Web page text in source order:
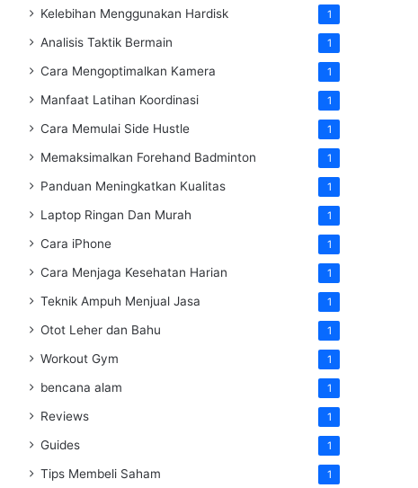
Kelebihan Menggunakan Hardisk 1
Analisis Taktik Bermain 1
Cara Mengoptimalkan Kamera 1
Manfaat Latihan Koordinasi 1
Cara Memulai Side Hustle 1
Memaksimalkan Forehand Badminton 1
Panduan Meningkatkan Kualitas 1
Laptop Ringan Dan Murah 1
Cara iPhone 1
Cara Menjaga Kesehatan Harian 1
Teknik Ampuh Menjual Jasa 1
Otot Leher dan Bahu 1
Workout Gym 1
bencana alam 1
Reviews 1
Guides 1
Tips Membeli Saham 1